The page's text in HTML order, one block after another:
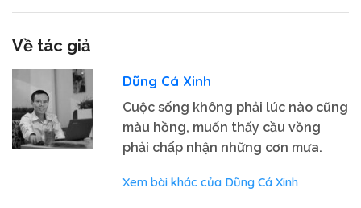
Về tác giả
Dũng Cá Xinh
Cuộc sống không phải lúc nào cũng
màu hồng, muốn thấy cầu vồng
phải chấp nhận những cơn mưa.
Xem bài khác của Dũng Cá Xinh